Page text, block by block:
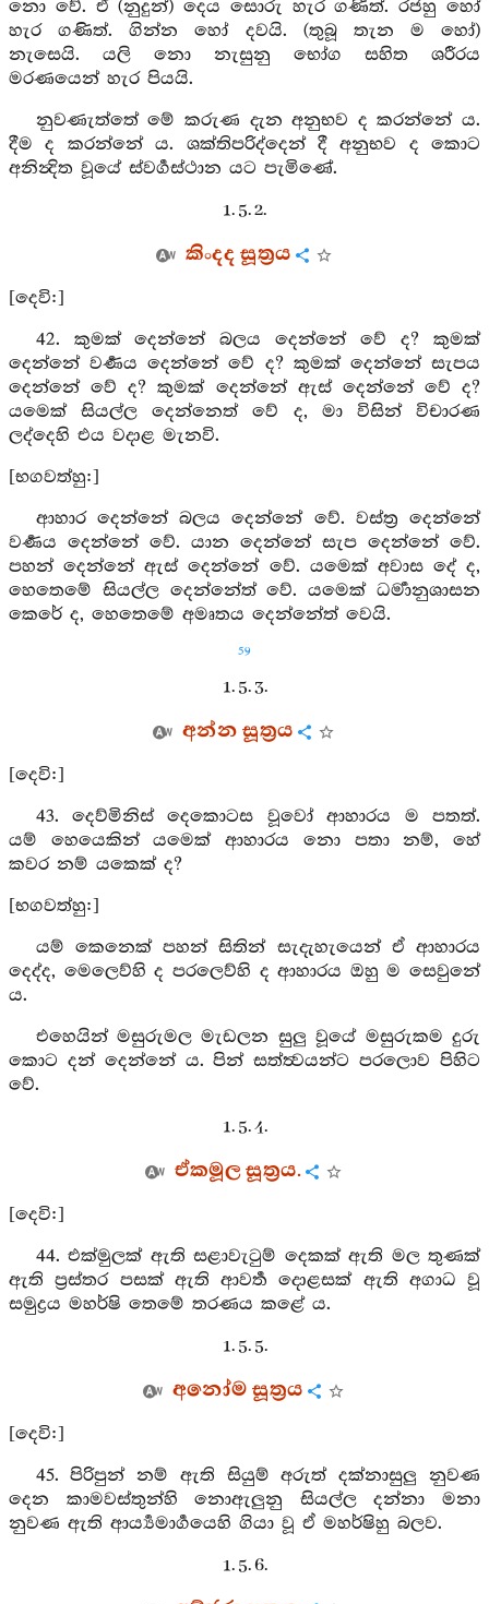
නො වේ. ඒ (නුදුන්) දෙය සොරු හැර ගණිත්. රජහු හෝ
හැර ගණිත්. ගින්න හෝ දවයි. (තුබූ තැන ම හෝ)
නැසෙයි. යලි නො නැසුනු භෝග සහිත ශරීරය
මරණයෙන් හැර පියයි.
නුවණැත්තේ මේ කරුණ දැන අනුභව ද කරන්නේ ය.
දීම ද කරන්නේ ය. ශක්තිපරිද්දෙන් දී අනුභව ද කොට
අනින්‍දිත වූයේ ස්වර්‍ගස්ථාන යට පැමිණේ.
1. 5. 2.
කිංදද සූත්‍රය
[දෙවි:]
42. කුමක් දෙන්නේ බලය දෙන්නේ වේ ද? කුමක්
දෙන්නේ වර්‍ණය දෙන්නේ වේ ද? කුමක් දෙන්නේ සැපය
දෙන්නේ වේ ද? කුමක් දෙන්නේ ඇස් දෙන්නේ වේ ද?
යමෙක් සියල්ල දෙන්නෙත් වේ ද, මා විසින් විචාරණ
ලද්දෙහි එය වදාළ මැනවි.
[භගවත්හු:]
ආහාර දෙන්නේ බලය දෙන්නේ වේ. වස්ත්‍ර දෙන්නේ
වර්‍ණය දෙන්නේ වේ. යාන දෙන්නේ සැප දෙන්නේ වේ.
පහන් දෙන්නේ ඇස් දෙන්නේ වේ. යමෙක් අවාස දේ ද,
හෙතෙමේ සියල්ල දෙන්නේත් වේ. යමෙක් ධර්‍මානුශාසන
කෙරේ ද, හෙතෙමේ අමෘතය දෙන්නේත් වෙයි.
59
1. 5. 3.
අන්න සූත්‍රය
[දෙවි:]
43. දෙව්මිනිස් දෙකොටස වූවෝ ආහාරය ම පතත්.
යම් හෙයෙකින් යමෙක් ආහාරය නො පතා නම්, හේ
කවර නම් යකෙක් ද?
[භගවත්හු:]
යම් කෙනෙක් පහන් සිතින් සැදැහැයෙන් ඒ ආහාරය
දෙද්ද, මෙලෙව්හි ද පරලෙව්හි ද ආහාරය ඔහු ම සෙවුනේ
ය.
එහෙයින් මසුරුමල මැඩලන සුලු වූයේ මසුරුකම දුරු
කොට දන් දෙන්නේ ය. පින් සත්ත්‍වයන්ට පරලොව පිහිට
වේ.
1. 5. 4.
ඒකමූල සූත්‍රය.
[දෙවි:]
44. එක්මුලක් ඇති සළාවැටුම් දෙකක් ඇති මල තුණක්
ඇති ප්‍රස්තර පසක් ඇති ආවර්‍ත දොළසක් ඇති අගාධ වූ
සමුද්‍රය මහර්ෂි තෙමේ තරණය කළේ ය.
1. 5. 5.
අනෝම සූත්‍රය
[දෙවි:]
45. පිරිපුන් නම් ඇති සියුම් අරුත් දක්නාසුලු නුවණ
දෙන කාමවස්තුන්හි නොඇලුනු සියල්ල දන්නා මනා
නුවණ ඇති ආර්‍ය්‍යමාර්‍ගයෙහි ගියා වූ ඒ මහර්ෂිහු බලව.
1. 5. 6.